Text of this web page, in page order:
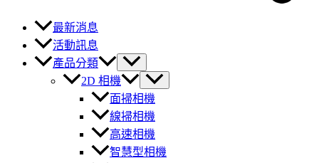
最新消息
活動訊息
產品分類
2D 相機
面掃相機
線掃相機
高速相機
智慧型相機